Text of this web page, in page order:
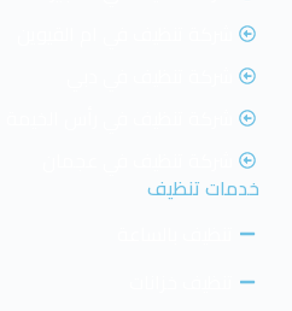
خدمات تنظيف